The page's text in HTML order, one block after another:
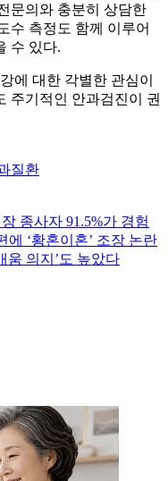
문의와 충분히 상담한
수 측정도 함께 이루어
수 있다.
에 대한 각별한 관심이
주기적인 안과검진이 권
질환
종사자 91.5%가 경험
에 ‘황혼이혼’ 조장 논란
움 의지’도 높았다